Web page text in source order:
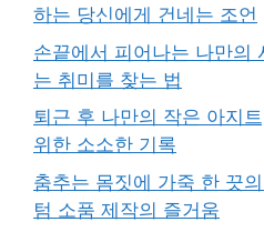
하는 당신에게 건네는 조언
손끝에서 피어나는 나만의
는 취미를 찾는 법
퇴근 후 나만의 작은 아지
위한 소소한 기록
춤추는 몸짓에 가죽 한 끗
텀 소품 제작의 즐거움